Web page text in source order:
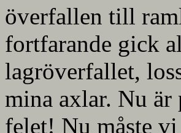
överfallen till
fortfarande gick
lagröverfallet,
mina axlar. Nu
felet! Nu måste